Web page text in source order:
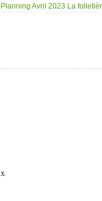
Avril 2023 La